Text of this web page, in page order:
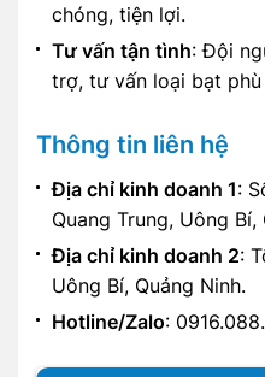
chóng, tiện lợi.
Tư vấn tận tình: Đội
trợ, tư vấn loại bạt phù
Thông tin liên hệ
Địa chỉ kinh doanh 1:
Quang Trung, Uông Bí,
Địa chỉ kinh doanh 2:
Uông Bí, Quảng Ninh.
Hotline/Zalo: